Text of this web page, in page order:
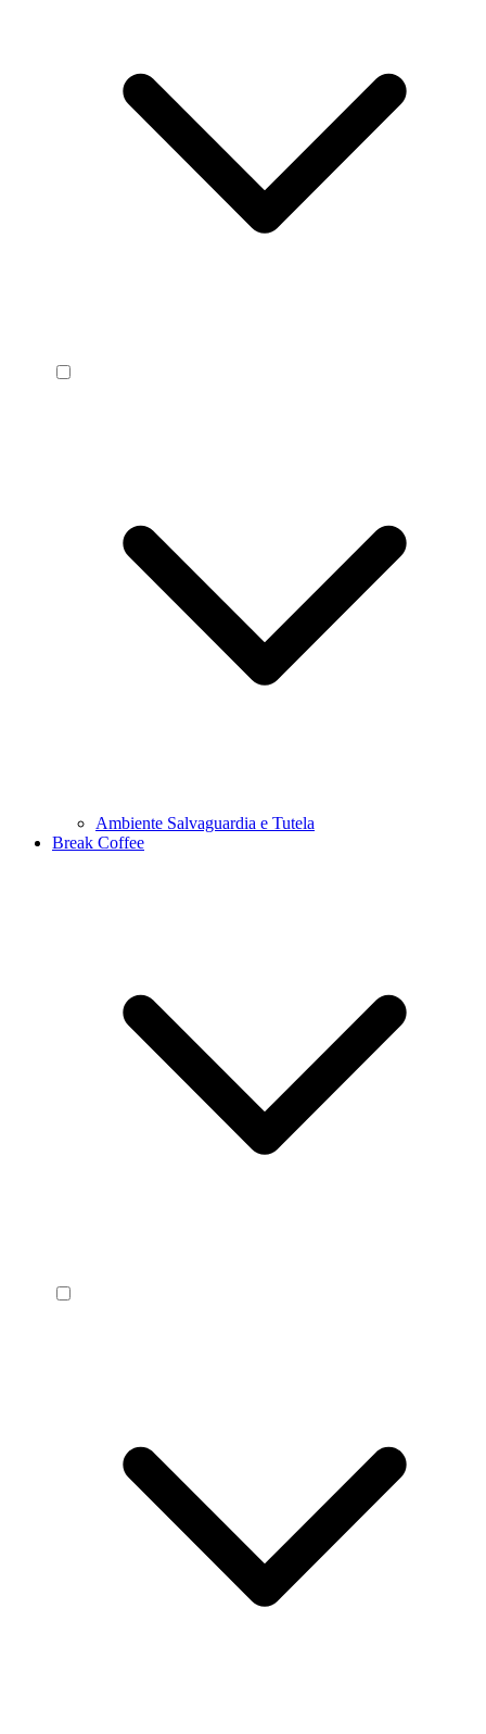
Ambiente Salvaguardia e Tutela
Break Coffee